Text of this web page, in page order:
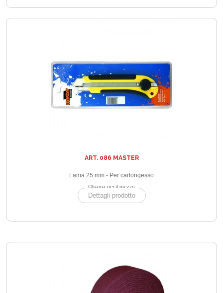
ART. 086 MASTER
Lama 25 mm - Per cartongesso
Chiama per il prezzo
Dettagli prodotto